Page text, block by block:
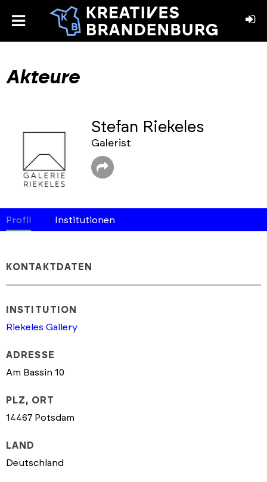
toggle
Akteure
Stefan Riekeles
Galerist
Profil Institutionen
KONTAKTDATEN
INSTITUTION
Riekeles Gallery
ADRESSE
Am Bassin 10
PLZ, ORT
14467 Potsdam
LAND
Deutschland